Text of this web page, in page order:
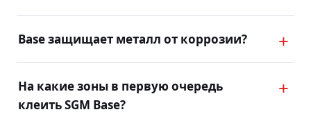
Base защищает металл от коррозии?
На какие зоны в первую очередь
клеить SGM Base?